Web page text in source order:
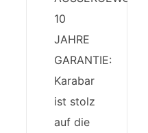
10
JAHRE
GARANTIE:
Karabar
ist stolz
auf die